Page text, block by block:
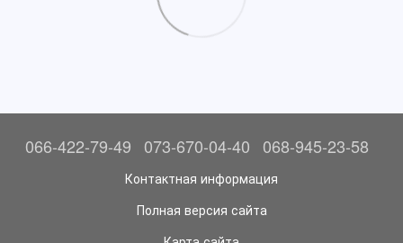
066-422-79-49 073-670-04-40 068-945-23-58
Контактная информация
Полная версия сайта